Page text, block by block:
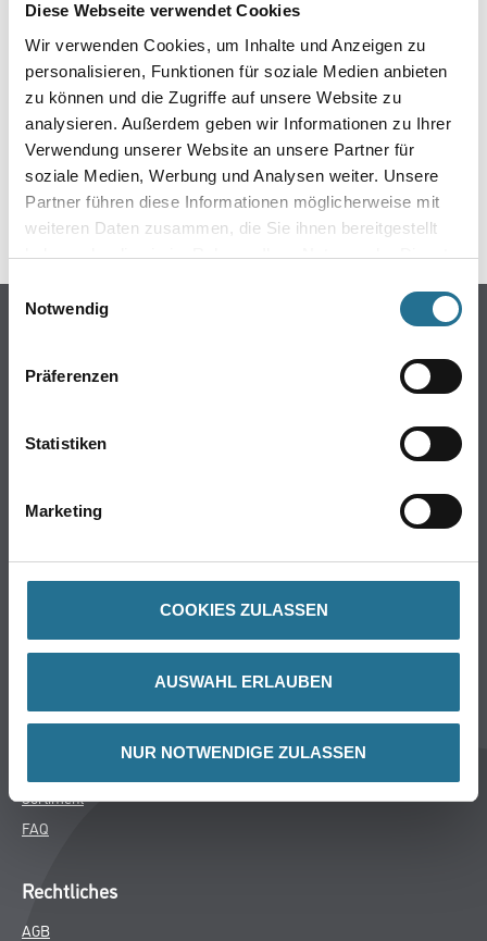
Diese Webseite verwendet Cookies
Wir verwenden Cookies, um Inhalte und Anzeigen zu
personalisieren, Funktionen für soziale Medien anbieten
zu können und die Zugriffe auf unsere Website zu
analysieren. Außerdem geben wir Informationen zu Ihrer
Verwendung unserer Website an unsere Partner für
soziale Medien, Werbung und Analysen weiter. Unsere
Partner führen diese Informationen möglicherweise mit
weiteren Daten zusammen, die Sie ihnen bereitgestellt
haben oder die sie im Rahmen Ihrer Nutzung der Dienste
Einwilligungsauswahl
Notwendig
Präferenzen
Statistiken
Marketing
COOKIES ZULASSEN
AUSWAHL ERLAUBEN
NUR NOTWENDIGE ZULASSEN
IST AUFGETRETEN
Keine Sorge, wir pinseln schon an der Lösung und
werden das Problem so schnell wie möglich beheben.
Erkunden Sie in der Zwischenzeit unseren Online-Shop
und lassen Sie sich inspirieren.
ZURÜCK ZUM ONLINE-SHOP
Online-Shop
Putze- und Spachtelmassen
Wand- & Deckenbeläge
Späth Knoll GmbH
Aktuelles
Sortiment
FAQ
Rechtliches
AGB